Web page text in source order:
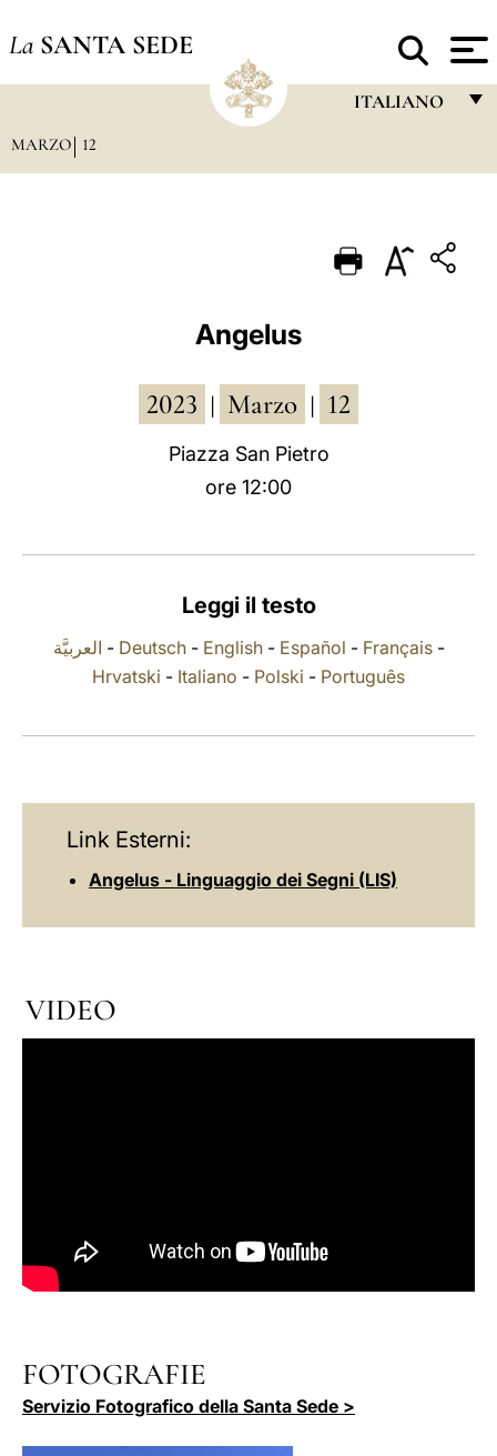
La SANTA SEDE
ITALIANO
PORTUGUÊS
MARZO 12
Angelus
2023 Marzo 12
Piazza San Pietro
ore 12:00
Leggi il testo
العربيَّة - Deutsch- English- Español - Français-
Hrvatski - Italiano - Polski - Português
Link Esterni:
Angelus - Linguaggio dei Segni (LIS)
VIDEO
FOTOGRAFIE
Servizio Fotografico della Santa Sede >